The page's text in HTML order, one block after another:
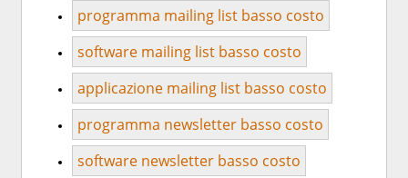
programma mailing list basso costo
software mailing list basso costo
applicazione mailing list basso costo
programma newsletter basso costo
software newsletter basso costo